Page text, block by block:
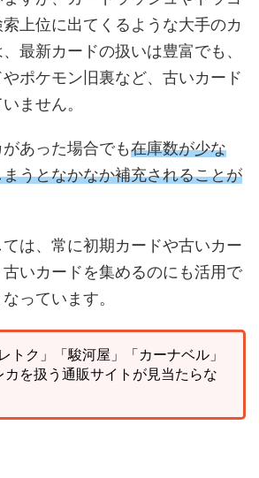
上位に出てくるような大手のカ
最新カードの扱いは豊富でも、
ポケモン旧裏など、古いカード
ません。
あった場合でも在庫数が少な
うとなかなか補充されることが
ては、常に初期カードや古いカー
古いカードを集めるのにも活用で
っています。
トク」「駿河屋」「カーナベル」
カを扱う通販サイトが見当たらな